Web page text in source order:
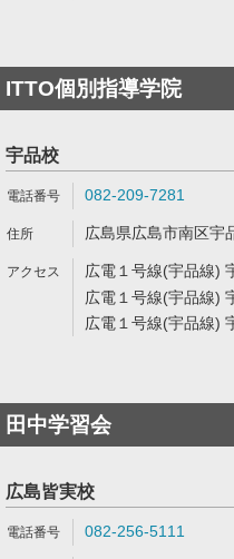
ITTO個別指導学院
宇品校
082-209-7281
広島県広島市南区宇
広電１号線(宇品線)
広電１号線(宇品線)
広電１号線(宇品線)
田中学習会
広島皆実校
082-256-5111